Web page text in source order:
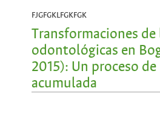
FJGFGKLFGKFGK
Transformaciones de
odontológicas en
2015): Un proceso
acumulada